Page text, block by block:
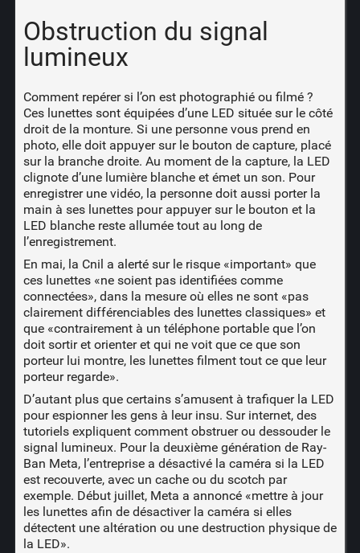
Obstruction du signal
lumineux
Comment repérer si l’on est photographié ou filmé ?
Ces lunettes sont équipées d’une LED située sur le côté
droit de la monture. Si une personne vous prend en
photo, elle doit appuyer sur le bouton de capture, placé
sur la branche droite. Au moment de la capture, la LED
clignote d’une lumière blanche et émet un son. Pour
enregistrer une vidéo, la personne doit aussi porter la
main à ses lunettes pour appuyer sur le bouton et la
LED blanche reste allumée tout au long de
l’enregistrement.
En mai, la Cnil a alertésur le risque «important» que
ces lunettes «ne soient pas identifiées comme
connectées», dans la mesure où elles ne sont «pas
clairement différenciables des lunettes classiques» et
que «contrairement à un téléphone portable que l’on
doit sortir et orienter et qui ne voit que ce que son
porteur lui montre, les lunettes filment tout ce que leur
porteur regarde».
D’autant plus que certains s’amusent à trafiquer la LED
pour espionner les gens à leur insu. Sur internet, des
tutoriels expliquent comment obstruer ou dessouder le
signal lumineux. Pour la deuxième génération de Ray-
Ban Meta, l’entreprise a désactivé la caméra si la LED
est recouverte, avec un cache ou du scotch par
exemple. Début juillet, Meta a annoncé«mettre à jour
les lunettes afin de désactiver la caméra si elles
détectent une altération ou une destruction physique de
la LED».